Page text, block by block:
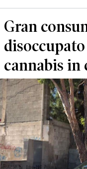
Gran
cannabis in